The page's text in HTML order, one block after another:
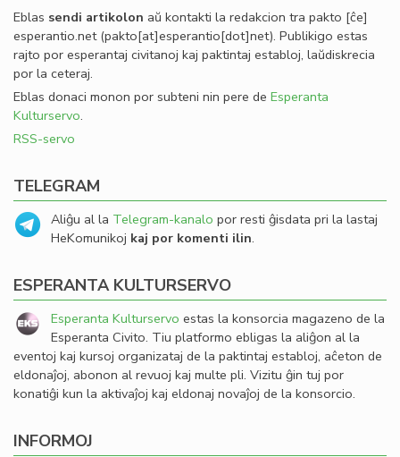
Eblas sendi artikolon aŭ kontakti la redakcion tra pakto [ĉe]
esperantio.net(pakto[at]esperantio[dot]net). Publikigo estas
rajto por esperantaj civitanoj kaj paktintaj establoj, laŭdiskrecia
por la ceteraj.
Eblas donaci monon por subteni nin pere de Esperanta
Kulturservo.
RSS-servo
TELEGRAM
Aliĝu al la Telegram-kanalo por resti ĝisdata pri la lastaj
HeKomunikoj kaj por komenti ilin.
ESPERANTA KULTURSERVO
Esperanta Kulturservo estas la konsorcia magazeno de la
Esperanta Civito. Tiu platformo ebligas la aliĝon al la
eventoj kaj kursoj organizataj de la paktintaj establoj, aĉeton de
eldonaĵoj, abonon al revuoj kaj multe pli. Vizitu ĝin tuj por
konatiĝi kun la aktivaĵoj kaj eldonaj novaĵoj de la konsorcio.
INFORMOJ